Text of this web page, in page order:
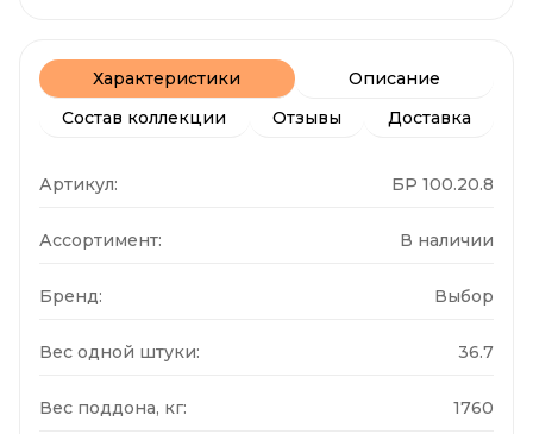
Характеристики
Описание
Состав коллекции
Отзывы Доставка
Артикул: БР 100.20.8
Ассортимент: В наличии
Бренд: Выбор
Вес одной штуки: 36.7
Вес поддона, кг: 1760